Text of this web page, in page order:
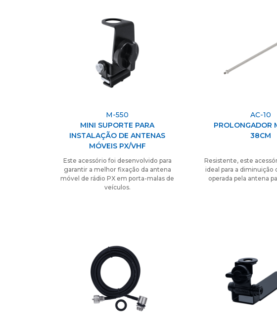
M-550
MINI SUPORTE PARA
INSTALAÇÃO DE ANTENAS
MÓVEIS PX/VHF
Este acessório foi desenvolvido para
garantir a melhor fixação da antena
móvel de rádio PX em porta-malas de
veículos.
AC-10
PROLONGADOR
38CM
Resistente, este
ideal para a diminuição
operada pela antena